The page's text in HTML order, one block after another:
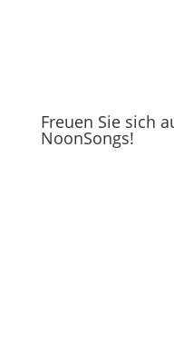
Freuen Sie sich
NoonSongs!